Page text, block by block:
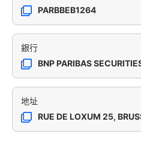
PARBBEB1264
銀行
BNP PARIBAS
地址
RUE DE LOXUM 25,